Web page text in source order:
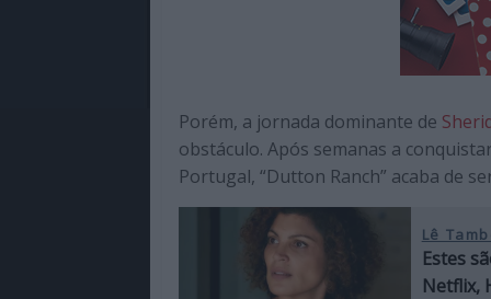
Porém, a jornada dominante de
obstáculo. Após semanas a
Portugal, “Dutton Ranch” acaba de
Lê
Estes
Netflix,